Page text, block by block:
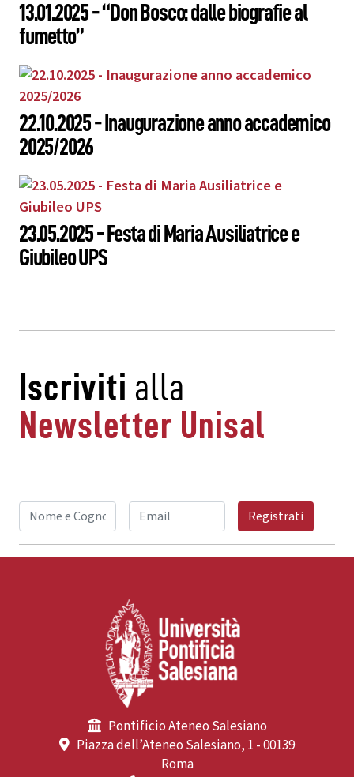
13.01.2025 - “Don Bosco: dalle biografie al
fumetto”
22.10.2025 - Inaugurazione anno accademico
2025/2026
23.05.2025 - Festa di Maria Ausiliatrice e
Giubileo UPS
Iscriviti alla
Newsletter Unisal
Registrati
Pontificio Ateneo Salesiano
Piazza dell’Ateneo Salesiano, 1 - 00139
Roma